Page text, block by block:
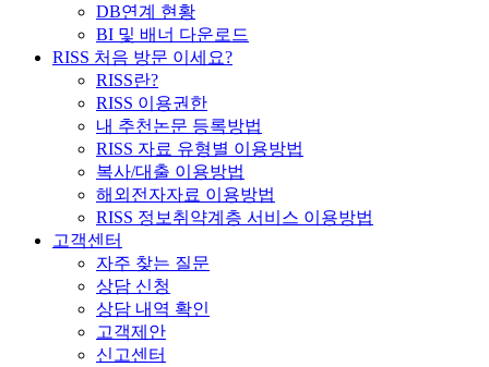
DB연계 현황
BI 및 배너 다운로드
RISS 처음 방문 이세요?
RISS란?
RISS 이용권한
내 추천논문 등록방법
RISS 자료 유형별 이용방법
복사/대출 이용방법
해외전자자료 이용방법
RISS 정보취약계층 서비스 이용방법
고객센터
자주 찾는 질문
상담 신청
상담 내역 확인
고객제안
신고센터